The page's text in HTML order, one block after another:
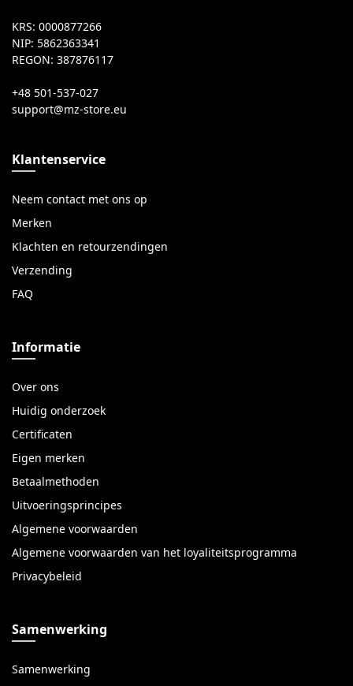
KRS: 0000877266
NIP: 5862363341
REGON: 387876117
+48 501-537-027
Klantenservice
Neem contact met ons op
Merken
Klachten en retourzendingen
Verzending
FAQ
Informatie
Over ons
Huidig onderzoek
Certificaten
Eigen merken
Betaalmethoden
Uitvoeringsprincipes
Algemene voorwaarden
Algemene voorwaarden van het loyaliteitsprogramma
Privacybeleid
Samenwerking
Samenwerking